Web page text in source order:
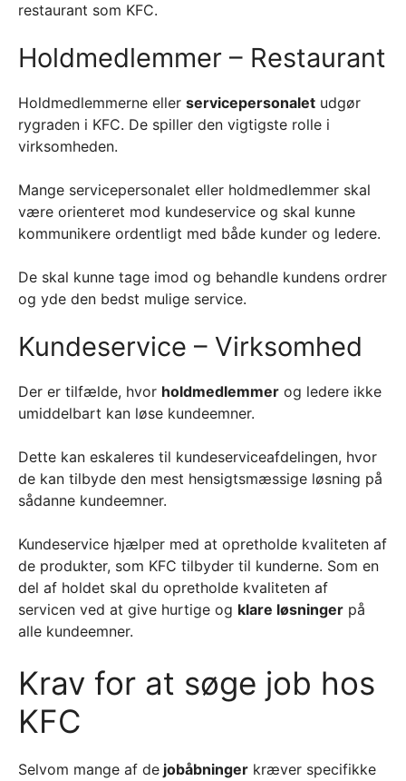
restaurant som KFC.
Holdmedlemmer – Restaurant
Holdmedlemmerne eller servicepersonalet udgør
rygraden i KFC. De spiller den vigtigste rolle i
virksomheden.
Mange servicepersonalet eller holdmedlemmer skal
være orienteret mod kundeservice og skal kunne
kommunikere ordentligt med både kunder og ledere.
De skal kunne tage imod og behandle kundens ordrer
og yde den bedst mulige service.
Kundeservice – Virksomhed
Der er tilfælde, hvor holdmedlemmer og ledere ikke
umiddelbart kan løse kundeemner.
Dette kan eskaleres til kundeserviceafdelingen, hvor
de kan tilbyde den mest hensigtsmæssige løsning på
sådanne kundeemner.
Kundeservice hjælper med at opretholde kvaliteten af
de produkter, som KFC tilbyder til kunderne. Som en
del af holdet skal du opretholde kvaliteten af
servicen ved at give hurtige og klare løsninger på
alle kundeemner.
Krav for at søge job hos
KFC
Selvom mange af de jobåbninger kræver specifikke